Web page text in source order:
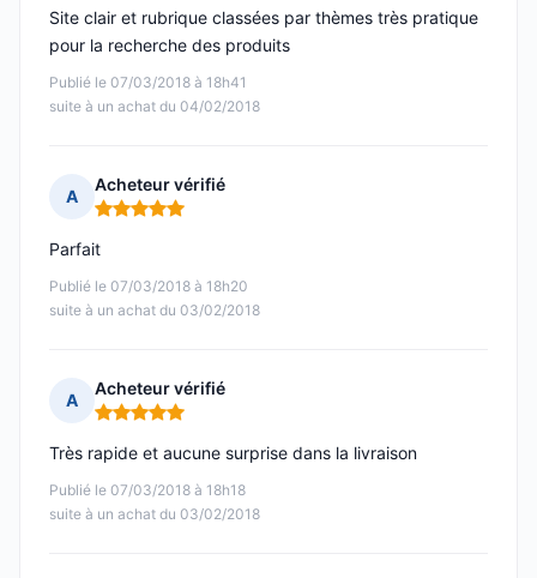
Publié le 07/03/2018 à 18h41
suite à un achat du 04/02/2018
Site clair et rubrique classées par thèmes très pratique
pour la recherche des produits
A
Acheteur vérifié
Note : 5 sur 5
Publié le 07/03/2018 à 18h20
suite à un achat du 03/02/2018
Parfait
A
Acheteur vérifié
Note : 5 sur 5
Publié le 07/03/2018 à 18h18
suite à un achat du 03/02/2018
Très rapide et aucune surprise dans la livraison